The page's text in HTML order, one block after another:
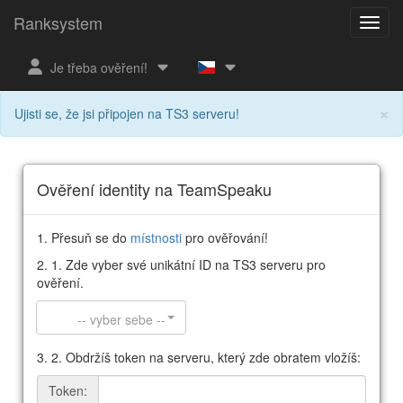
Ranksystem
Je třeba ověření!
×
Ujisti se, že jsi připojen na TS3 serveru!
Ověření identity na TeamSpeaku
1. Přesuň se do místnosti pro ověřování!
2. 1. Zde vyber své unikátní ID na TS3 serveru pro
ověření.
-- vyber sebe --
3. 2. Obdržíš token na serveru, který zde obratem vložíš:
Token: